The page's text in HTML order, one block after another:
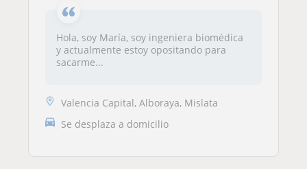
Hola, soy María, soy ingeniera biomédica
y actualmente estoy opositando para
sacarme...
Valencia Capital, Alboraya, Mislata
Se desplaza a domicilio